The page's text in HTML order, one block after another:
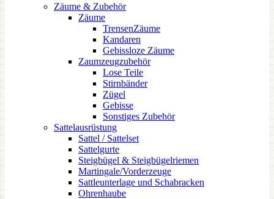
Zäume & Zubehör
Zäume
TrensenZäume
Kandaren
Gebissloze Zäume
Zaumzeugzubehör
Lose Teile
Stirnbänder
Zügel
Gebisse
Sonstiges Zubehör
Sattelausrüstung
Sattel / Sattelset
Sattelgurte
Steigbügel & Steigbügelriemen
Martingale/Vorderzeuge
Sattleunterlage und Schabracken
Ohrenhaube